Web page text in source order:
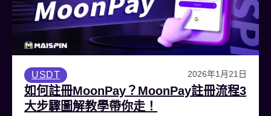
USDT 2026年1月21日
如何註冊MoonPay？MoonPay註冊流程3
大步驟圖解教學帶你走！